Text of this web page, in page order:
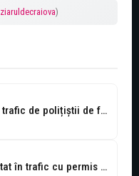
ziaruldecraiova)
Cetățean minor depistat în trafic de polițiștii de frontieră cu permis de...
Dolj: Cetățean minor depistat în trafic cu permis de conducere fals